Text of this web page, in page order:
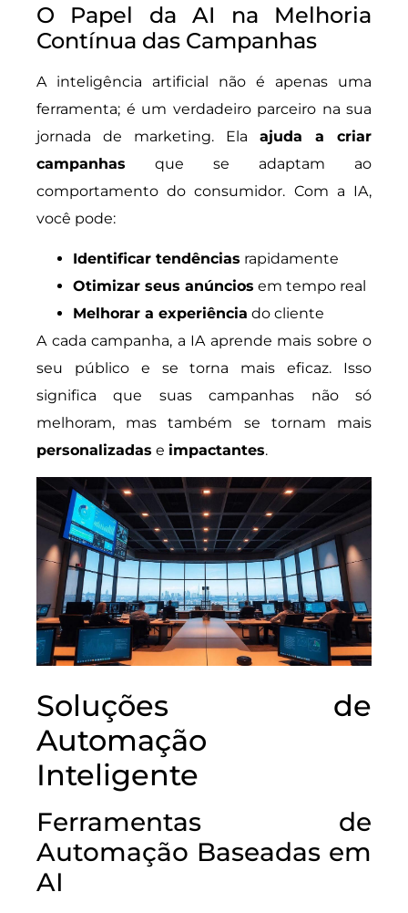
O Papel da AI na Melhoria
Contínua das Campanhas
A inteligência artificial não é apenas uma
ferramenta; é um verdadeiro parceiro na sua
jornada de marketing. Ela ajuda a criar
campanhas que se adaptam ao
comportamento do consumidor. Com a IA,
você pode:
Identificar tendências rapidamente
Otimizar seus anúncios em tempo real
Melhorar a experiência do cliente
A cada campanha, a IA aprende mais sobre o
seu público e se torna mais eficaz. Isso
significa que suas campanhas não só
melhoram, mas também se tornam mais
personalizadas e impactantes.
Soluções de
Automação
Inteligente
Ferramentas de
Automação Baseadas em
AI